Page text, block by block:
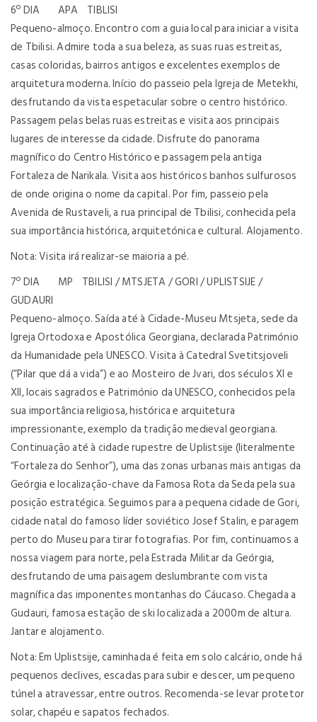
6º DIA APA TIBLISI
Pequeno-almoço. Encontro com a guia local para iniciar a visita
de Tbilisi. Admire toda a sua beleza, as suas ruas estreitas,
casas coloridas, bairros antigos e excelentes exemplos de
arquitetura moderna. Início do passeio pela Igreja de Metekhi,
desfrutando da vista espetacular sobre o centro histórico.
Passagem pelas belas ruas estreitas e visita aos principais
lugares de interesse da cidade. Disfrute do panorama
magnífico do Centro Histórico e passagem pela antiga
Fortaleza de Narikala. Visita aos históricos banhos sulfurosos
de onde origina o nome da capital. Por fim, passeio pela
Avenida de Rustaveli, a rua principal de Tbilisi, conhecida pela
sua importância histórica, arquitetónica e cultural. Alojamento.
Nota: Visita irá realizar-se maioria a pé.
7º DIA MP TBILISI / MTSJETA / GORI / UPLISTSIJE /
GUDAURI
Pequeno-almoço. Saída até à Cidade-Museu Mtsjeta, sede da
Igreja Ortodoxa e Apostólica Georgiana, declarada Património
da Humanidade pela UNESCO. Visita à Catedral Svetitsjoveli
(“Pilar que dá a vida”) e ao Mosteiro de Jvari, dos séculos XI e
XII, locais sagrados e Património da UNESCO, conhecidos pela
sua importância religiosa, histórica e arquitetura
impressionante, exemplo da tradição medieval georgiana.
Continuação até à cidade rupestre de Uplistsije (literalmente
“Fortaleza do Senhor”), uma das zonas urbanas mais antigas da
Geórgia e localização-chave da Famosa Rota da Seda pela sua
posição estratégica. Seguimos para a pequena cidade de Gori,
cidade natal do famoso líder soviético Josef Stalin, e paragem
perto do Museu para tirar fotografias. Por fim, continuamos a
nossa viagem para norte, pela Estrada Militar da Geórgia,
desfrutando de uma paisagem deslumbrante com vista
magnífica das imponentes montanhas do Cáucaso. Chegada a
Gudauri, famosa estação de ski localizada a 2000m de altura.
Jantar e alojamento.
Nota: Em Uplistsije, caminhada é feita em solo calcário, onde há
pequenos declives, escadas para subir e descer, um pequeno
túnel a atravessar, entre outros. Recomenda-se levar protetor
solar, chapéu e sapatos fechados.